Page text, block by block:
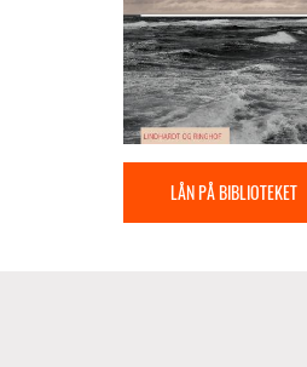
LÅN PÅ BIBLIOTEKET